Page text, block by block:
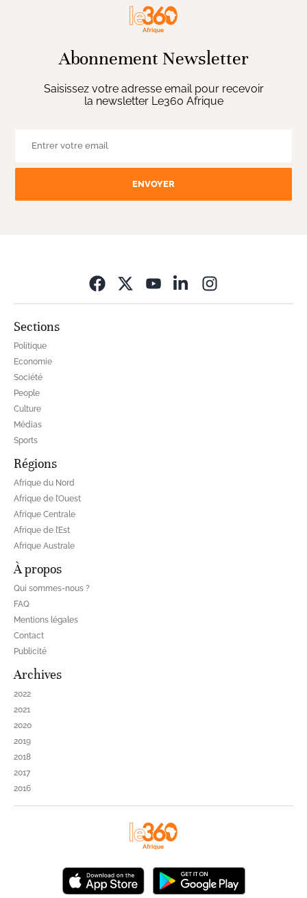
Abonnement Newsletter
Saisissez votre adresse email pour recevoir
la newsletter Le360 Afrique
ENVOYER
Sections
Politique
Economie
Société
People
Culture
Médias
Sports
Régions
Afrique du Nord
Afrique de l’Ouest
Afrique Centrale
Afrique de l’Est
Afrique Australe
À propos
Qui sommes-nous ?
FAQ
Mentions légales
Contact
Publicité
Archives
2022
2021
2020
2019
2018
2017
2016